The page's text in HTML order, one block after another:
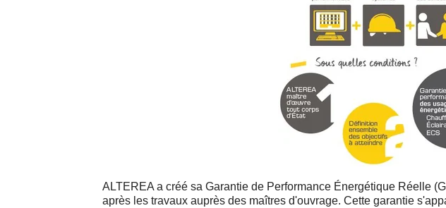
ALTEREA a créé sa Garantie de Performance Énergétique Réelle
après les travaux auprès des maîtres d'ouvrage. Cette garantie